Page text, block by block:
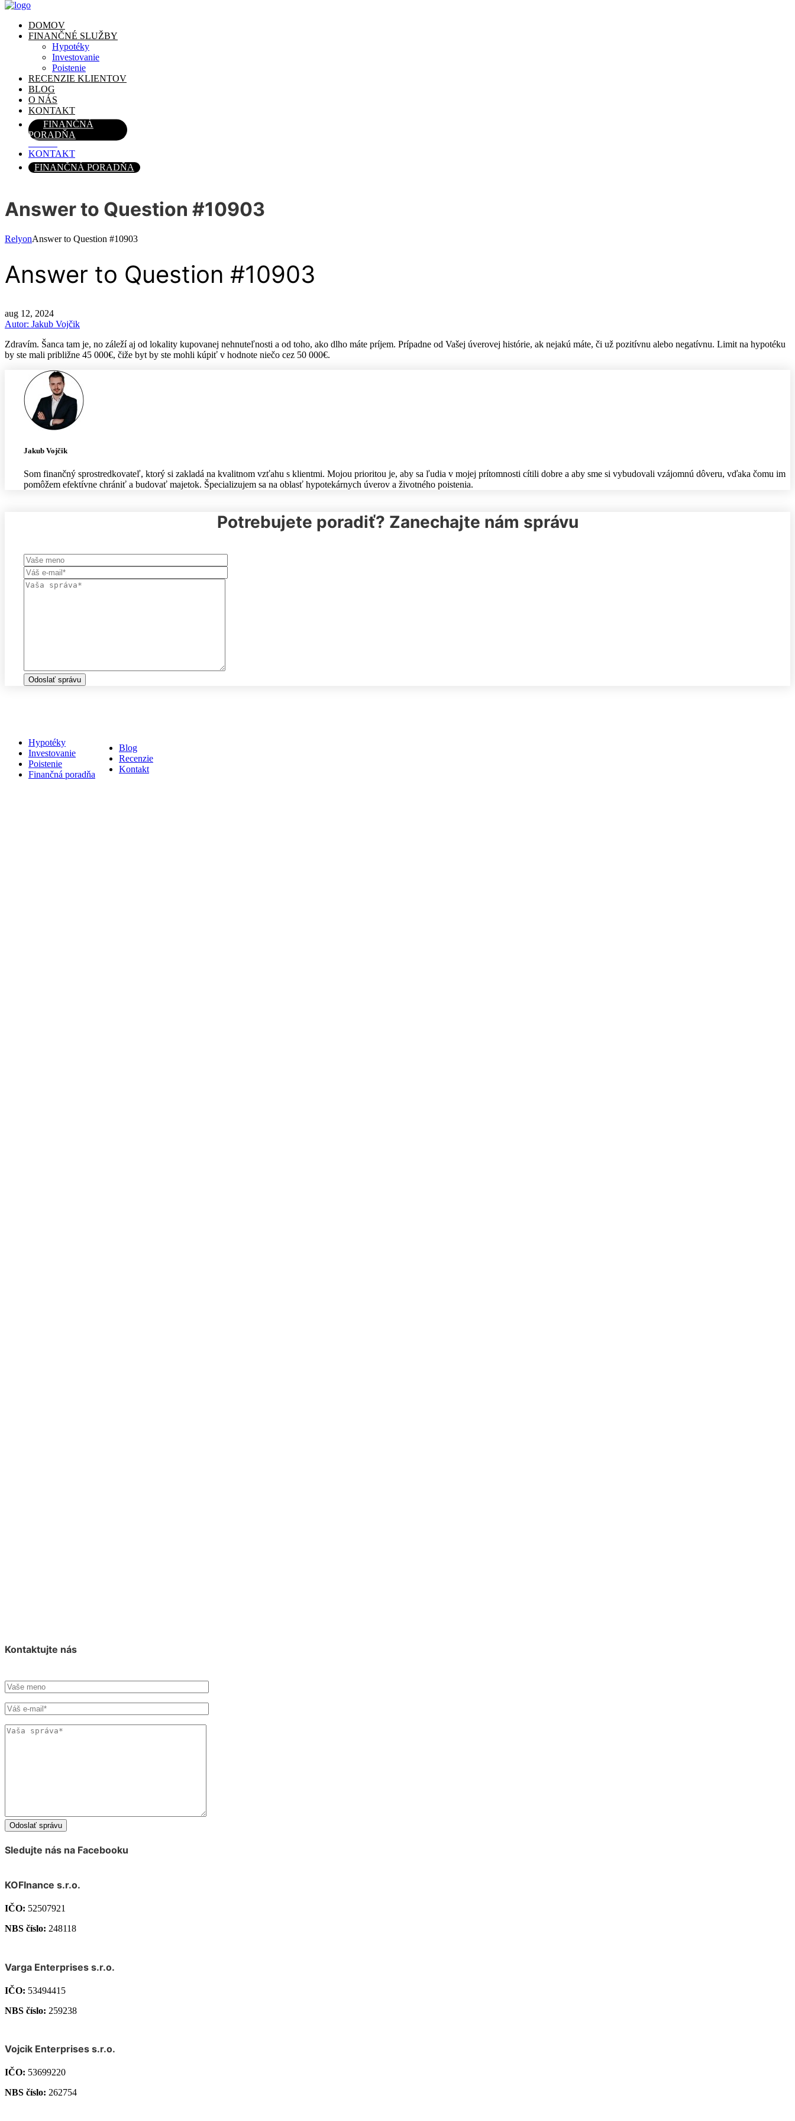
DOMOV
FINANČNÉ SLUŽBY
Hypotéky
Investovanie
Poistenie
RECENZIE KLIENTOV
BLOG
O NÁS
KONTAKT
FINANČNÁ
PORADŇA
DOMOV
FINANČNÉ SLUŽBY
Hypotéky
Investovanie
Poistenie
RECENZIE KLIENTOV
BLOG
O NÁS
KONTAKT
FINANČNÁ PORADŇA
Answer to Question #10903
RelyonAnswer to Question #10903
Answer to Question #10903
aug 12, 2024
Autor: Jakub Vojčik
Zdravím. Šanca tam je, no záleží aj od lokality kupovanej nehnuteľnosti a od toho, ako dlho máte príjem. Prípadne od Vašej úverovej histórie, ak nejakú máte, či už pozitívnu alebo negatívnu. Limit na hypotéku
by ste mali približne 45 000€, čiže byt by ste mohli kúpiť v hodnote niečo cez 50 000€.
Jakub Vojčik
Som finančný sprostredkovateľ, ktorý si zakladá na kvalitnom vzťahu s klientmi. Mojou prioritou je, aby sa ľudia v mojej prítomnosti cítili dobre a aby sme si vybudovali vzájomnú dôveru, vďaka čomu im
pomôžem efektívne chrániť a budovať majetok. Špecializujem sa na oblasť hypotekárnych úverov a životného poistenia.
Potrebujete poradiť? Zanechajte nám správu
Hypotéky
Investovanie
Poistenie
Finančná poradňa
Blog
Recenzie
Kontakt
Kontaktujte nás
Sledujte nás na Facebooku
KOFInance s.r.o.
IČO: 52507921
NBS číslo: 248118
Varga Enterprises s.r.o.
IČO: 53494415
NBS číslo: 259238
Vojcik Enterprises s.r.o.
IČO: 53699220
NBS číslo: 262754